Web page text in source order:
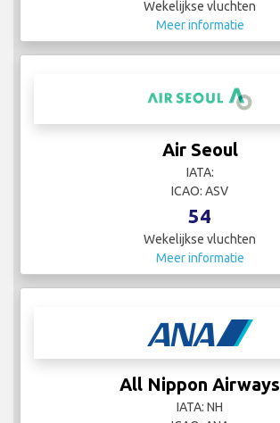
Wekelijkse vluchten
Meer informatie
Air Seoul
IATA:
ICAO: ASV
54
Wekelijkse vluchten
Meer informatie
All Nippon Airways
IATA: NH